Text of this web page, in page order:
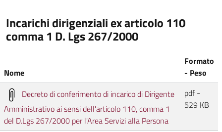
Incarichi dirigenziali ex articolo 110
comma 1 D. Lgs 267/2000
Nome
Formato
- Peso
Decreto di conferimento di incarico di Dirigente
Amministrativo ai sensi dell'articolo 110, comma 1
del D.Lgs 267/2000 per l'Area Servizi alla Persona
pdf -
529 KB